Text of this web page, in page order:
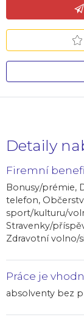
Detaily
Firemní
Bonusy/prémie,
telefon,
sport/kulturu/
Stravenky/
Zdravotní volno/
Práce je
absolventy bez